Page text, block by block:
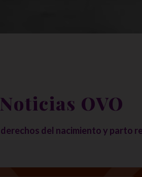
Noticias OVO
derechos del nacimiento y parto